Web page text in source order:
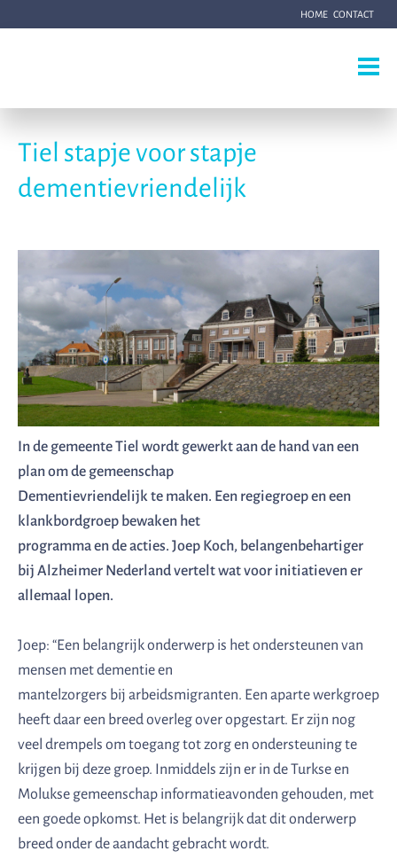
HOME CONTACT
Tiel stapje voor stapje
dementievriendelijk
In de gemeente Tiel wordt gewerkt aan de hand van een
plan om de gemeenschap
Dementievriendelijk te maken. Een regiegroep en een
klankbordgroep bewaken het
programma en de acties. Joep Koch, belangenbehartiger
bij Alzheimer Nederland vertelt wat voor initiatieven er
allemaal lopen.
Joep: “Een belangrijk onderwerp is het ondersteunen van
mensen met dementie en
mantelzorgers bij arbeidsmigranten. Een aparte werkgroep
heeft daar een breed overleg over opgestart. Er zijn nog
veel drempels om toegang tot zorg en ondersteuning te
krijgen bij deze groep. Inmiddels zijn er in de Turkse en
Molukse gemeenschap informatieavonden gehouden, met
een goede opkomst. Het is belangrijk dat dit onderwerp
breed onder de aandacht gebracht wordt.